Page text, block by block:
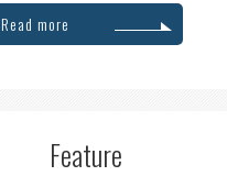
Read more
Feature